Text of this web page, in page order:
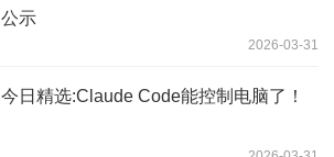
公示
2026-03-31
今日精选:Claude Code能控制电脑了！